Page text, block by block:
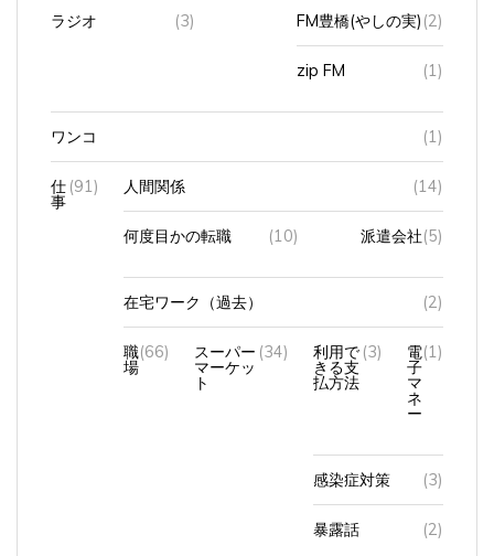
ラジオ (3) FM豊橋(やしの実) (2)
zip FM (1)
ワンコ (1)
仕
事
(91) 人間関係 (14)
何度目かの転職 (10) 派遣会社 (5)
在宅ワーク（過去） (2)
職
場
(66) スーパー
マーケッ
ト
(34) 利用で
きる支
払方法
(3) 電
子
マ
ネ
ー
(1)
感染症対策 (3)
暴露話 (2)